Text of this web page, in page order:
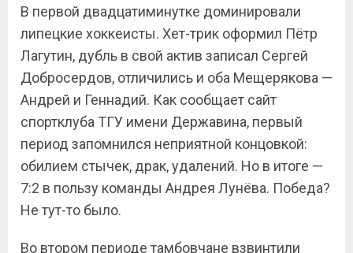
В первой двадцатиминутке доминировали
липецкие хоккеисты. Хет-трик оформил Пётр
Лагутин, дубль в свой актив записал Сергей
Добросердов, отличились и оба Мещерякова —
Андрей и Геннадий. Как сообщает сайт
спортклуба ТГУ имени Державина, первый
период запомнился неприятной концовкой:
обилием стычек, драк, удалений. Но в итоге —
7:2 в пользу команды Андрея Лунёва. Победа?
Не тут-то было.
Во втором периоде тамбовчане взвинтили